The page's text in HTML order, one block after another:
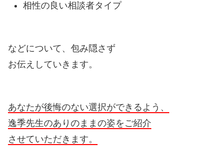
相性の良い相談者タイプ
などについて、包み隠さず
お伝えしていきます。
あなたが後悔のない選択ができるよう、
逸季先生のありのままの姿をご紹介
させていただきます。